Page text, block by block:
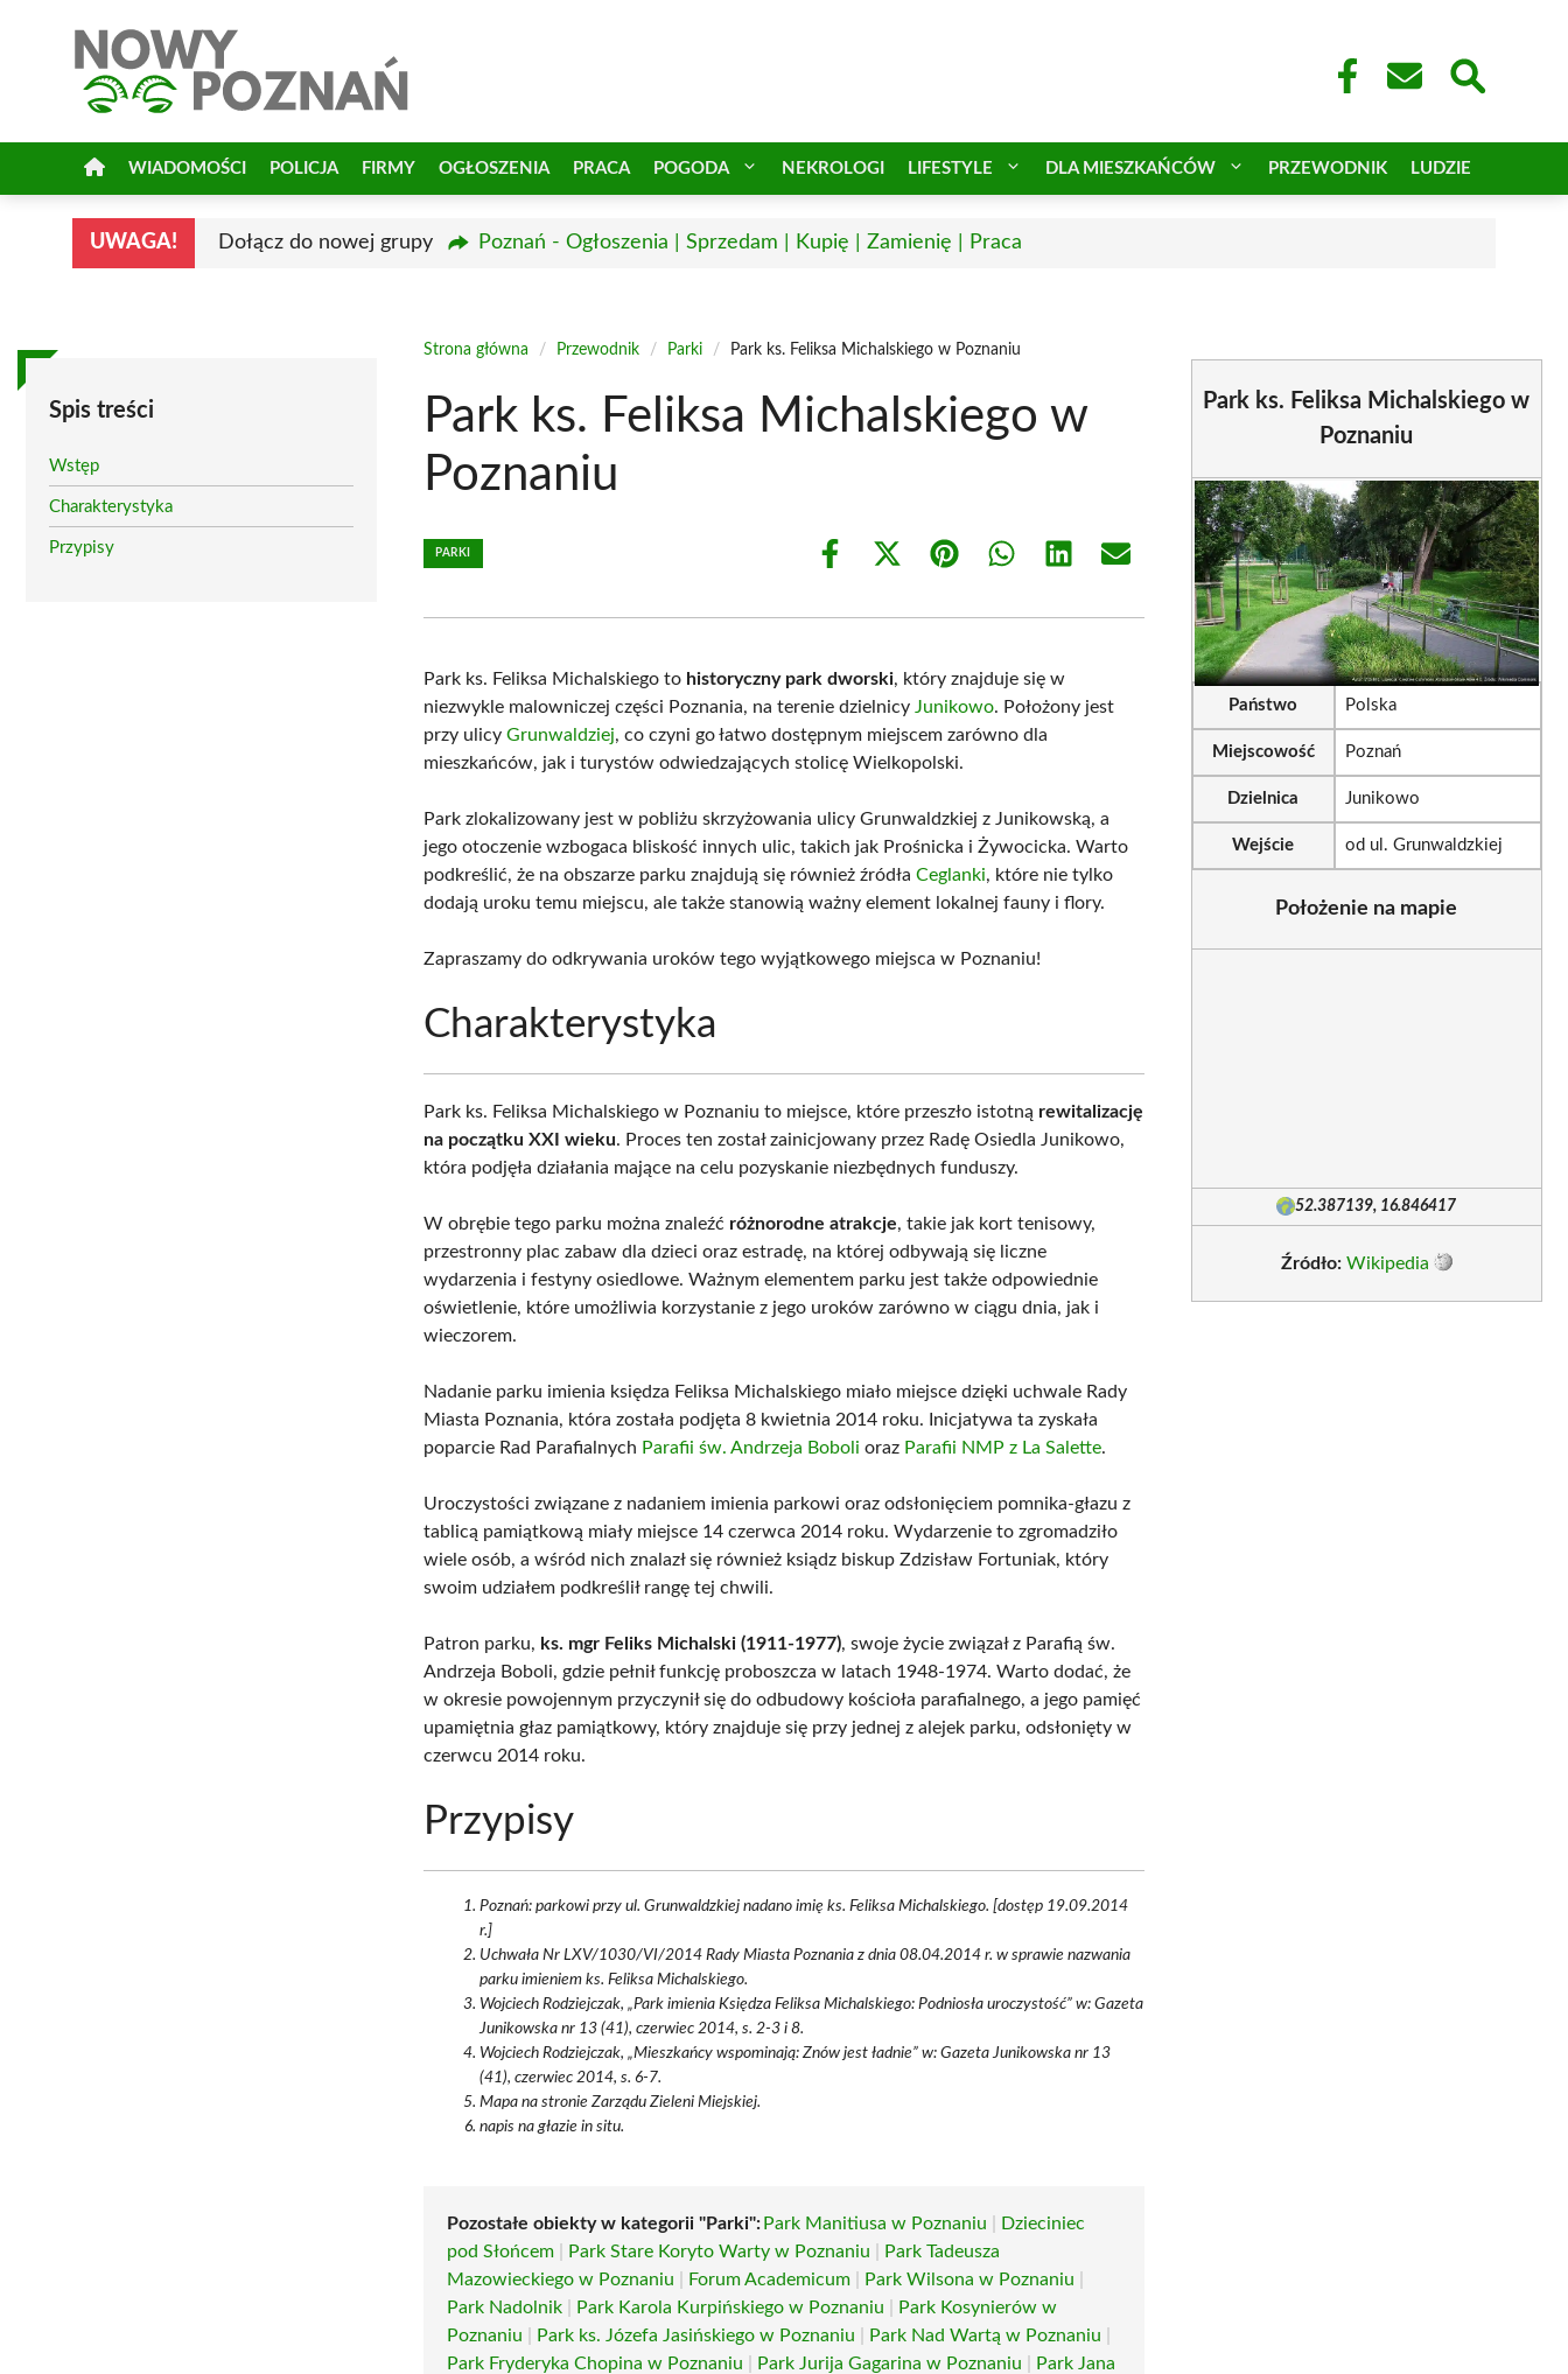
WIADOMOŚCI POLICJA FIRMY OGŁOSZENIA PRACA POGODA NEKROLOGI LIFESTYLE DLA MIESZKAŃCÓW PRZEWODNIK LUDZIE
UWAGA! Dołącz do nowej grupy Poznań - Ogłoszenia | Sprzedam | Kupię | Zamienię | Praca
Spis treści
Wstęp
Charakterystyka
Przypisy
Strona główna / Przewodnik / Parki / Park ks. Feliksa Michalskiego w Poznaniu
Park ks. Feliksa Michalskiego w
Poznaniu
PARKI
Share
Share
(Twitter)
Share Share Share Share
Park ks. Feliksa Michalskiego to historyczny park dworski, który znajduje się w
niezwykle malowniczej części Poznania, na terenie dzielnicy Junikowo. Położony jest
przy ulicyGrunwaldziej, co czyni go łatwo dostępnym miejscem zarówno dla
mieszkańców, jak i turystów odwiedzających stolicę Wielkopolski.
Park zlokalizowany jest w pobliżu skrzyżowania ulicy Grunwaldzkiej z Junikowską, a
jego otoczenie wzbogaca bliskość innych ulic, takich jak Prośnicka i Żywocicka. Warto
podkreślić, że na obszarze parku znajdują się również źródłaCeglanki, które nie tylko
dodają uroku temu miejscu, ale także stanowią ważny element lokalnej fauny i flory.
Zapraszamy do odkrywania uroków tego wyjątkowego miejsca w Poznaniu!
Charakterystyka
Park ks. Feliksa Michalskiego w Poznaniu to miejsce, które przeszło istotną rewitalizację
na początku XXI wieku. Proces ten został zainicjowany przez Radę Osiedla Junikowo,
która podjęła działania mające na celu pozyskanie niezbędnych funduszy.
W obrębie tego parku można znaleźć różnorodne atrakcje, takie jak kort tenisowy,
przestronny plac zabaw dla dzieci oraz estradę, na której odbywają się liczne
wydarzenia i festyny osiedlowe. Ważnym elementem parku jest także odpowiednie
oświetlenie, które umożliwia korzystanie z jego uroków zarówno w ciągu dnia, jak i
wieczorem.
Nadanie parku imienia księdza Feliksa Michalskiego miało miejsce dzięki uchwale Rady
Miasta Poznania, która została podjęta 8 kwietnia 2014 roku. Inicjatywa ta zyskała
poparcie Rad Parafialnych Parafii św. Andrzeja Boboli oraz Parafii NMP z La Salette.
Uroczystości związane z nadaniem imienia parkowi oraz odsłonięciem pomnika-głazu z
tablicą pamiątkową miały miejsce 14 czerwca 2014 roku. Wydarzenie to zgromadziło
wiele osób, a wśród nich znalazł się również ksiądz biskup Zdzisław Fortuniak, który
swoim udziałem podkreślił rangę tej chwili.
Patron parku, ks. mgr Feliks Michalski (1911-1977), swoje życie związał z Parafią św.
Andrzeja Boboli, gdzie pełnił funkcję proboszcza w latach 1948-1974. Warto dodać, że
w okresie powojennym przyczynił się do odbudowy kościoła parafialnego, a jego pamięć
upamiętnia głaz pamiątkowy, który znajduje się przy jednej z alejek parku, odsłonięty w
czerwcu 2014 roku.
Przypisy
Poznań: parkowi przy ul. Grunwaldzkiej nadano imię ks. Feliksa Michalskiego. [dostęp 19.09.2014
r.]
Uchwała Nr LXV/1030/VI/2014 Rady Miasta Poznania z dnia 08.04.2014 r. w sprawie nazwania
parku imieniem ks. Feliksa Michalskiego.
Wojciech Rodziejczak, „Park imienia Księdza Feliksa Michalskiego: Podniosła uroczystość” w: Gazeta
Junikowska nr 13 (41), czerwiec 2014, s. 2-3 i 8.
Wojciech Rodziejczak, „Mieszkańcy wspominają: Znów jest ładnie” w: Gazeta Junikowska nr 13
(41), czerwiec 2014, s. 6-7.
Mapa na stronie Zarządu Zieleni Miejskiej.
napis na głazie in situ.
Pozostałe obiekty w kategorii "Parki":Park Manitiusa w Poznaniu
Dzieciniec
pod Słońcem
Park Stare Koryto Warty w Poznaniu
Park Tadeusza
Mazowieckiego w Poznaniu
Forum Academicum Park Wilsona w Poznaniu
Park Nadolnik
Park Karola Kurpińskiego w Poznaniu
Park Kosynierów w
Poznaniu
Park ks. Józefa Jasińskiego w Poznaniu Park Nad Wartą w Poznaniu
Park Fryderyka Chopina w Poznaniu
Park Jurija Gagarina w Poznaniu
Park Jana
Park ks. Feliksa Michalskiego w
Poznaniu
Państwo Polska
Miejscowość Poznań
Dzielnica Junikowo
Wejście od ul. Grunwaldzkiej
Położenie na mapie
52.387139, 16.846417
Źródło: Wikipedia